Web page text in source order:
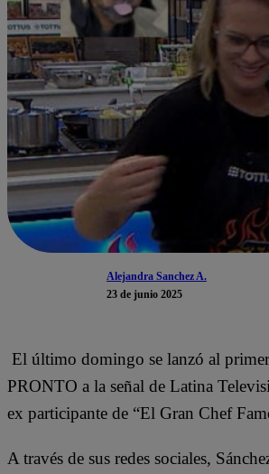
Alejandra Sanchez A.
23 de junio 2025
El último domingo se lanzó al
PRONTO a la señal de Latina
ex participante de “El Gran Chef
A través de sus redes sociales,